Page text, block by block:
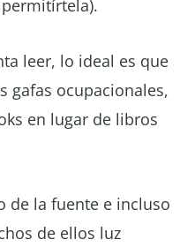
leer, lo ideal es que
gafas ocupacionales,
en lugar de libros
de la fuente e incluso
de ellos luz